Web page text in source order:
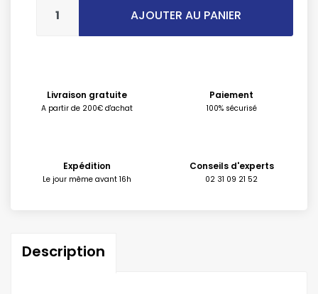
AJOUTER AU PANIER
Livraison gratuite
A partir de 200€ d'achat
Paiement
100% sécurisé
Expédition
Le jour même avant 16h
Conseils d'experts
02 31 09 21 52
Description